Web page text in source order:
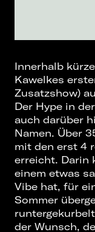
Innerhalb
Kawelkes
Zusatzshow)
Der Hype in
auch darüber
Namen. Über
mit den erst 4
erreicht. Darin
einem etwas
Vibe hat, für
Sommer
der Wunsch,